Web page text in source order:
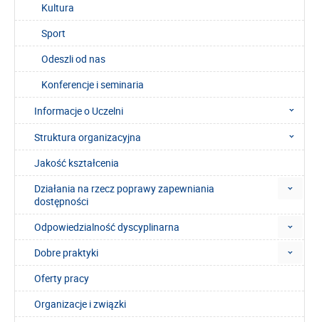
Kultura
Sport
Odeszli od nas
Konferencje i seminaria
Informacje o Uczelni
Struktura organizacyjna
Jakość kształcenia
Działania na rzecz poprawy zapewniania
dostępności
Odpowiedzialność dyscyplinarna
Dobre praktyki
Oferty pracy
Organizacje i związki